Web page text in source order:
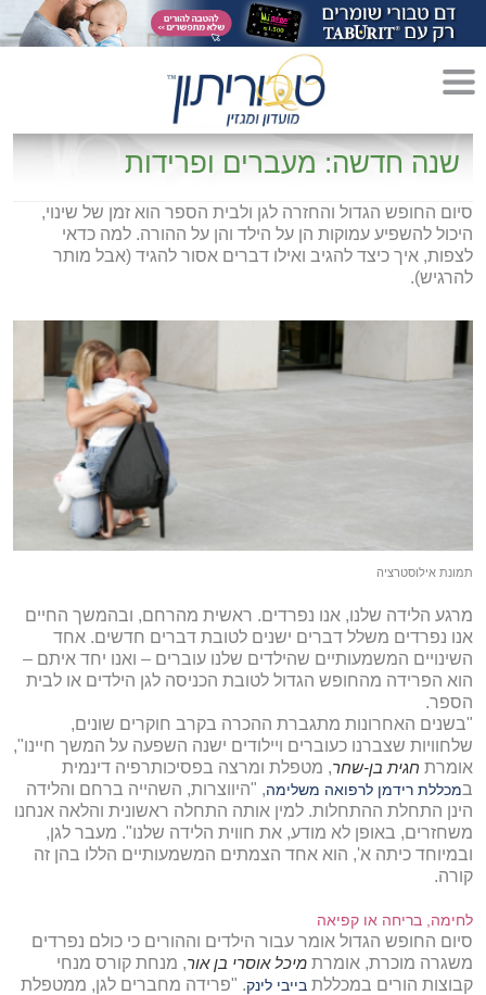
מדריך לגידול הורים»
הריון»
לידה»
מתכונים לקטנטנים»
סגנון חיים»
שנה חדשה: מעברים ופרידות
סיום החופש הגדול והחזרה לגן ולבית הספר הוא זמן של שינוי,
היכול להשפיע עמוקות הן על הילד והן על ההורה. למה כדאי
לצפות, איך כיצד להגיב ואילו דברים אסור להגיד (אבל מותר
להרגיש).
תמונת אילוסטרציה
מרגע הלידה שלנו, אנו נפרדים. ראשית מהרחם, ובהמשך החיים
אנו נפרדים משלל דברים ישנים לטובת דברים חדשים. אחד
השינויים המשמעותיים שהילדים שלנו עוברים – ואנו יחד איתם –
הוא הפרידה מהחופש הגדול לטובת הכניסה לגן הילדים או לבית
הספר.
"בשנים האחרונות מתגברת ההכרה בקרב חוקרים שונים,
שלחוויות שצברנו כעוברים ויילודים ישנה השפעה על המשך חיינו",
אומרת חגית בן-שחר, מטפלת ומרצה בפסיכותרפיה דינמית
במכללת רידמן לרפואה משלימה, "היווצרות, השהייה ברחם והלידה
הינן התחלת ההתחלות. למין אותה התחלה ראשונית והלאה אנחנו
משחזרים, באופן לא מודע, את חווית הלידה שלנו". מעבר לגן,
ובמיוחד כיתה א', הוא אחד הצמתים המשמעותיים הללו בהן זה
קורה.
לחימה, בריחה או קפיאה
סיום החופש הגדול אומר עבור הילדים וההורים כי כולם נפרדים
משגרה מוכרת, אומרת מיכל אוסרי בן אור, מנחת קורס מנחי
קבוצות הורים במכללת בייבי לינק. "פרידה מחברים לגן, ממטפלת